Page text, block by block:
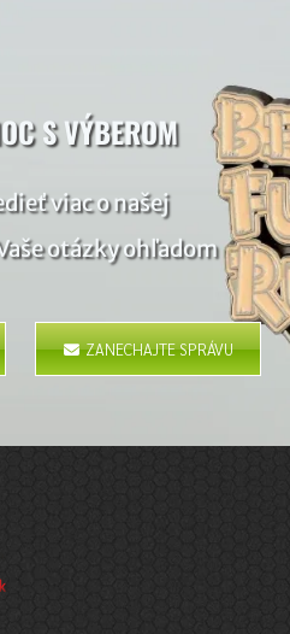
S VÝBEROM
viac o našej
otázky ohľadom
ZANECHAJTE SPRÁVU